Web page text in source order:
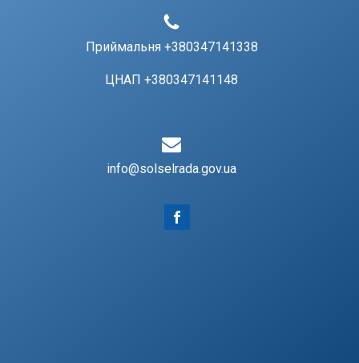
Приймальня +380347141338
ЦНАП +380347141148
info@solselrada.gov.ua